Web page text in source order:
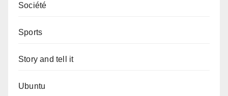
Société
Sports
Story and tell it
Ubuntu